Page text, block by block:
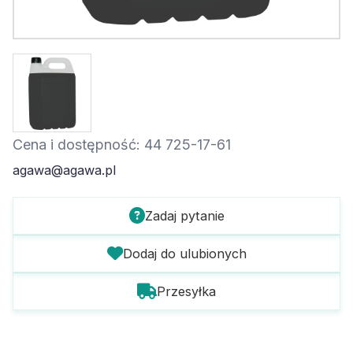
Cena i dostępność: 44 725-17-61
agawa@agawa.pl
Zadaj pytanie
Dodaj do ulubionych
Przesyłka